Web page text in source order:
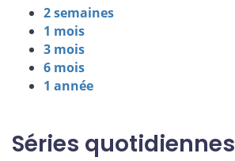
2 semaines
1 mois
3 mois
6 mois
1 année
Séries quotidiennes